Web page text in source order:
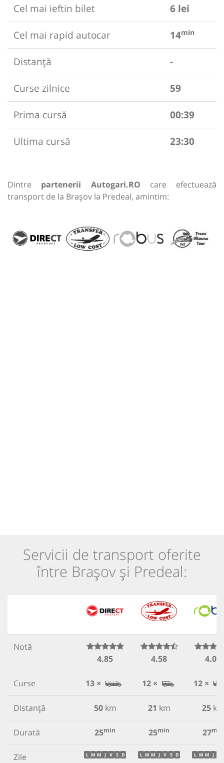
Cel mai ieftin bilet
6 lei
Cel mai rapid autocar
14min
Distanță
-
Curse zilnice
59
Prima cursă
00:39
Ultima cursă
23:30
Dintre partenerii Autogari.RO care efectuează
transport de la Brașov la Predeal, amintim:
Servicii de transport oferite
între Brașov și Predeal:
Notă
4.85
4.58 4.07
Curse 13 × 12 × 12 ×
Distanță 50km 21 km 25km
Durată 25min 25min 27min
Zile L M M J V S D L M M J V S D L M M J